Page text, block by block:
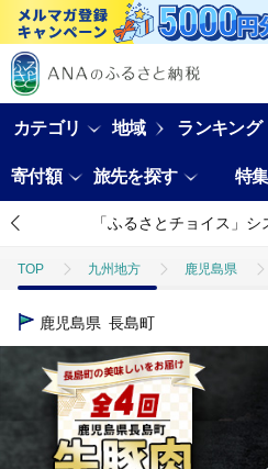
カテゴリ 地域 ランキング
寄付額 旅先を探す 特集
「ふるさとチョイス」
TOP 九州地方 鹿児島県
TOP
牛肉 ＜定期
TOP 肉 牛肉
肉 豚肉 ＜定期
鹿児島県 長島町